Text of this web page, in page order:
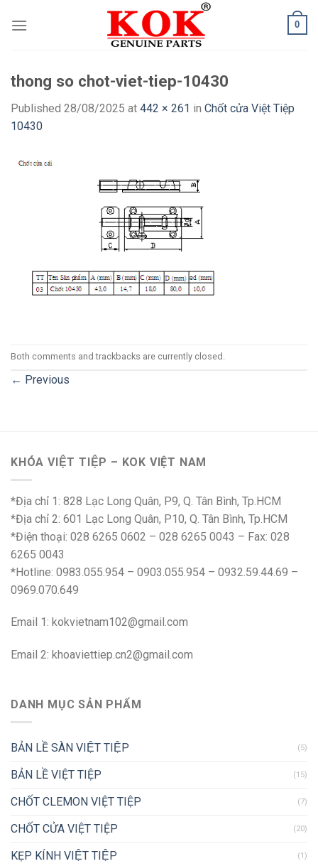
0
thong so chot-viet-tiep-10430
Published 28/08/2025 at 442 × 261 in Chốt cửa Việt Tiệp
10430
Both comments and trackbacks are currently closed.
← Previous
KHÓA VIỆT TIỆP – KOK VIỆT NAM
*Địa chỉ 1: 828 Lạc Long Quân, P9, Q. Tân Bình, Tp.HCM
*Địa chỉ 2: 601 Lạc Long Quân, P10, Q. Tân Bình, Tp.HCM
*Điện thoại: 028 6265 0602 – 028 6265 0043 – Fax: 028
6265 0043
*Hotline: 0983.055.954 – 0903.055.954 – 0932.59.44.69 –
0969.070.649
Email 1: kokvietnam102@gmail.com
Email 2: khoaviettiep.cn2@gmail.com
DANH MỤC SẢN PHẨM
BẢN LỀ SÀN VIỆT TIỆP (5)
BẢN LỀ VIỆT TIỆP (15)
CHỐT CLEMON VIỆT TIỆP (7)
CHỐT CỬA VIỆT TIỆP (20)
KẸP KÍNH VIỆT TIỆP (1)